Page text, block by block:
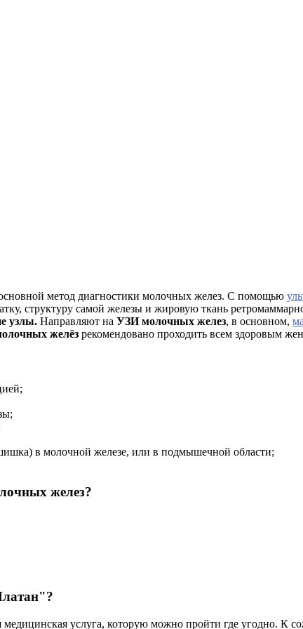
метод диагностики молочных желез. С помощью
структуру самой железы и жировую ткань
узлы. Направляют на УЗИ молочных желез, в основном,
желёз рекомендовано проходить всем здоровым
в молочной железе, или в подмышечной области;
желез?
услуга, которую можно пройти где угодно. К